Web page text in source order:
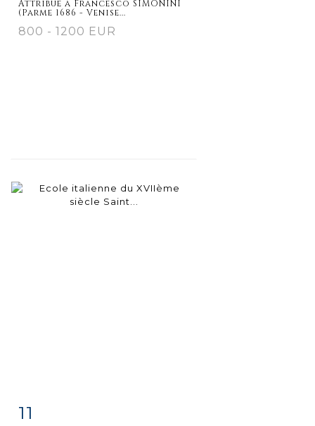
Attribué à Francesco SIMONINI
(Parme 1686 - Venise...
800 - 1200 EUR
11